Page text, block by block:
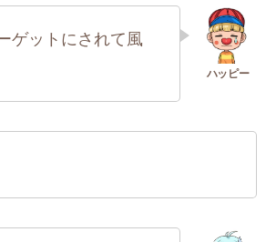
ゲットにされて風